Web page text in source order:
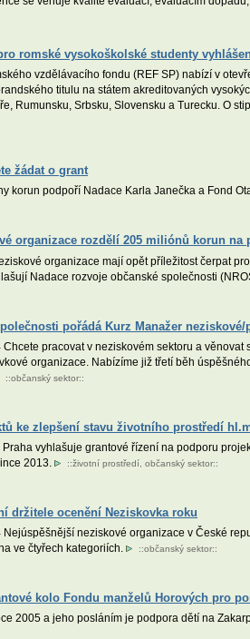
romské vysokoškolské studenty
vzdělávacího fondu (REF SP) nabízí v
titulu na státem akreditovaných
Rumunsku, Srbsku, Slovensku a Turecku. O
žádat o grant
korun podpoří Nadace Karla Janečka a Fond
organizace rozdělí 205 miliónů korun
organizace mají opět příležitost čerpat
Nadace rozvoje občanské společnosti
pořádá Kurz Manažer
Chcete pracovat v neziskovém sektoru a
organizace. Nabízíme již třetí běh
::občanský sektor::
ke zlepšení stavu životního prostředí
Praha vyhlašuje grantové řízení na podporu
2013.
::životní prostředí občanský sektor::
držitele ocenění Neziskovka roku
Nejúspěšnější neziskové organizace v České
ve čtyřech kategoriích.
::občanský sektor::
kolo Fondu manželů Horových pro
2005 a jeho posláním je podpora dětí na